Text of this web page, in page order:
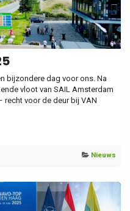
bijzondere dag voor ons. Na
vloot van SAIL Amsterdam
voor de deur bij VAN
Nieuws